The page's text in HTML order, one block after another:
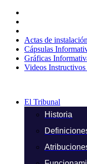
contenido
Actas de instalación
Cápsulas
Gráficas
Videos Instructivos
El Tribunal
Historia